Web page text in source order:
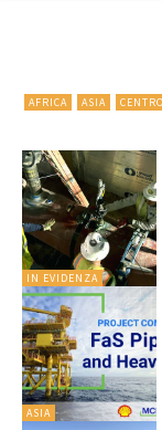
AFRICA ASIA
IN EVIDENZA
ASIA